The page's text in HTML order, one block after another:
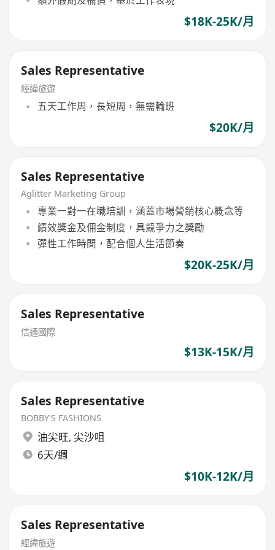
$18K-25K/月
Sales Representative
經緯旅遊
五天工作周，長短周，無需輪班
$20K/月
Sales Representative
Aglitter Marketing Group
專業一對一在職培訓，涵蓋市場營銷核心概念等
績效獎金及佣金制度，具競爭力之獎勵
彈性工作時間，配合個人生活節奏
$20K-25K/月
Sales Representative
信通國際
$13K-15K/月
Sales Representative
BOBBY'S FASHIONS
油尖旺, 尖沙咀
6天/週
$10K-12K/月
Sales Representative
經緯旅遊